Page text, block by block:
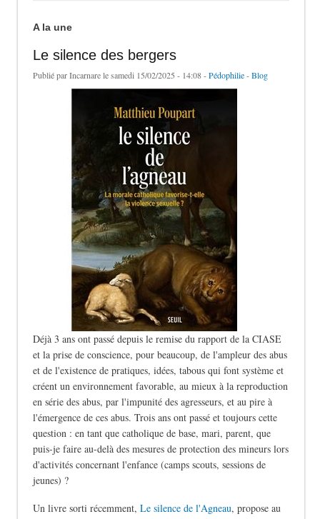
A la une
Le silence des bergers
Publié parIncarnarele samedi 15/02/2025 - 14:08 -Pédophilie-Blog
Déjà 3 ans ont passé depuis le remise du rapport de la CIASE
et la prise de conscience, pour beaucoup, de l'ampleur des abus
et de l'existence de pratiques, idées, tabous qui font système et
créent un environnement favorable, au mieux à la reproduction
en série des abus, par l'impunité des agresseurs, et au pire à
l'émergence de ces abus. Trois ans ont passé et toujours cette
question : en tant que catholique de base, mari, parent, que
puis-je faire au-delà des mesures de protection des mineurs lors
d'activités concernant l'enfance (camps scouts, sessions de
jeunes) ?
Un livre sorti récemment, Le silence de l'Agneau, propose au